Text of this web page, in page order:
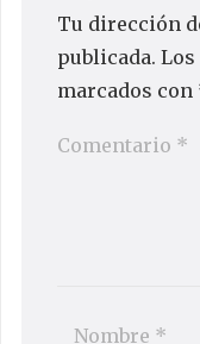
Tu dirección
publicada.
marcados con